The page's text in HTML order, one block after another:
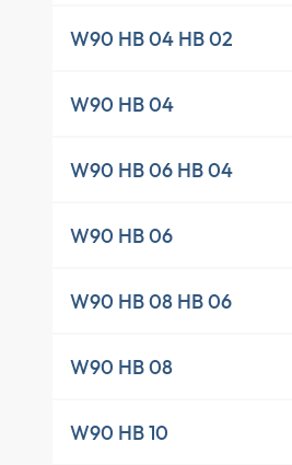
W90 HB 04 HB 02
W90 HB 04
W90 HB 06 HB 04
W90 HB 06
W90 HB 08 HB 06
W90 HB 08
W90 HB 10